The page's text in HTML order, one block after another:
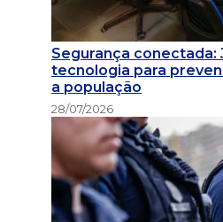
Segurança conectada:
tecnologia para
a população
28/07/2026